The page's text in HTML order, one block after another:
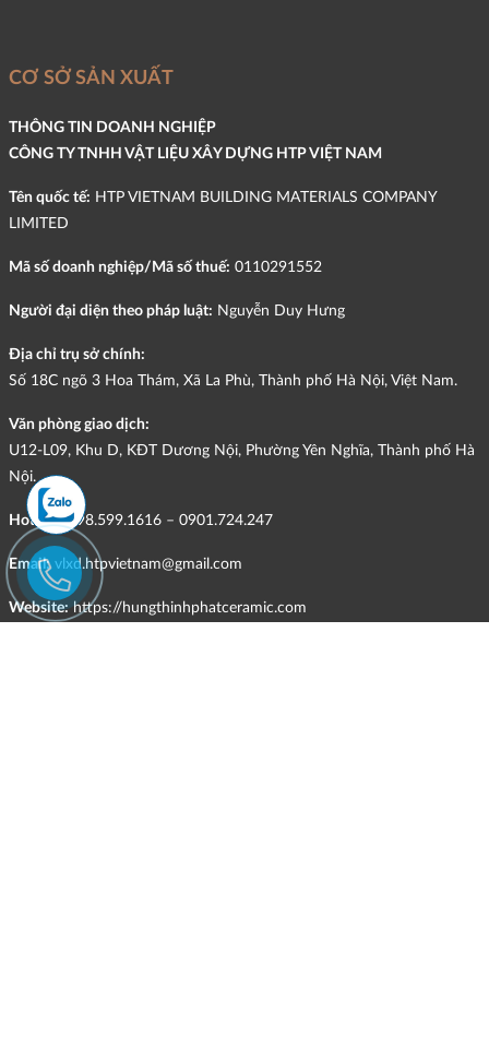
CƠ SỞ SẢN XUẤT
THÔNG TIN DOANH NGHIỆP
CÔNG TY TNHH VẬT LIỆU XÂY DỰNG HTP VIỆT NAM
Tên quốc tế: HTP VIETNAM BUILDING MATERIALS COMPANY
LIMITED
Mã số doanh nghiệp/Mã số thuế: 0110291552
Người đại diện theo pháp luật: Nguyễn Duy Hưng
Địa chỉ trụ sở chính:
Số 18C ngõ 3 Hoa Thám, Xã La Phù, Thành phố Hà Nội, Việt Nam.
Văn phòng giao dịch:
U12-L09, Khu D, KĐT Dương Nội, Phường Yên Nghĩa, Thành phố Hà
Nội.
Hotline:098.599.1616 – 0901.724.247
Email: vlxd.htpvietnam@gmail.com
Website: https://hungthinhphatceramic.com